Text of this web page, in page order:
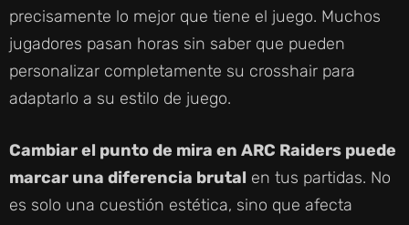
precisamente lo mejor que tiene el juego. Muchos
jugadores pasan horas sin saber que pueden
personalizar completamente su crosshair para
adaptarlo a su estilo de juego.
Cambiar el punto de mira en ARC Raiders puede
marcar una diferencia brutal en tus partidas. No
es solo una cuestión estética, sino que afecta